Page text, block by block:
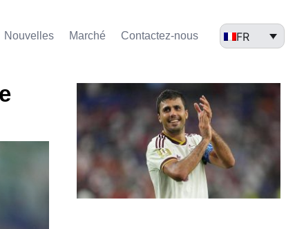
Nouvelles Marché​ Contactez-nous FR